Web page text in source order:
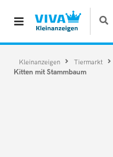
Kleinanzeigen Tiermarkt
Kitten mit Stammbaum